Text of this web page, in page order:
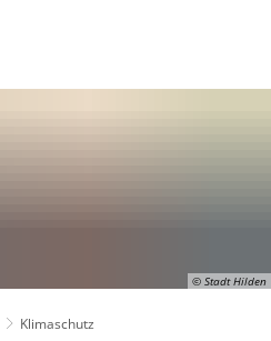
CS
© Stadt Hilden
Klimaschutz